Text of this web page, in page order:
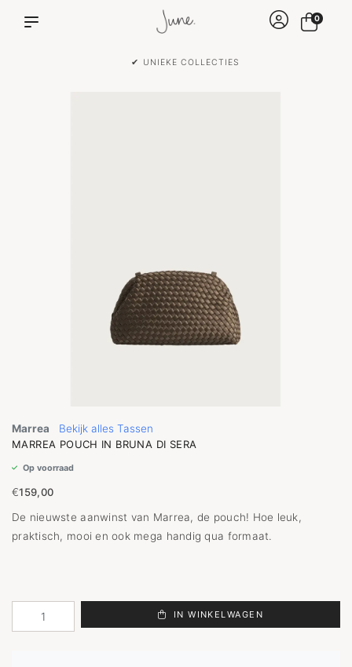
✔ UNIEKE COLLECTIES
0
Marrea
Bekijk alles Tassen
MARREA POUCH IN BRUNA DI SERA
Op voorraad
€159,00
De nieuwste aanwinst van Marrea, de pouch! Hoe leuk,
praktisch, mooi en ook mega handig qua formaat.
IN WINKELWAGEN